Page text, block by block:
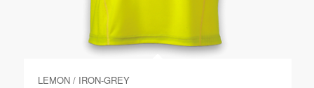
LEMON / IRON-GREY